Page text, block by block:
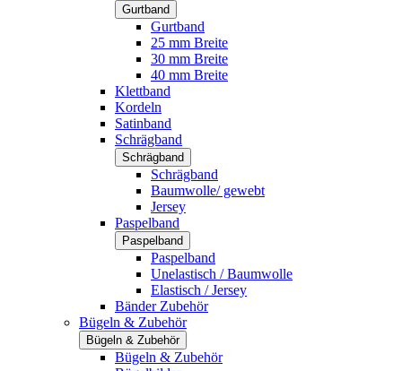
Gurtband
Gurtband
25 mm Breite
30 mm Breite
40 mm Breite
Klettband
Kordeln
Satinband
Schrägband
Schrägband
Schrägband
Baumwolle/ gewebt
Jersey
Paspelband
Paspelband
Paspelband
Unelastisch / Baumwolle
Elastisch / Jersey
Bänder Zubehör
Bügeln & Zubehör
Bügeln & Zubehör
Bügeln & Zubehör